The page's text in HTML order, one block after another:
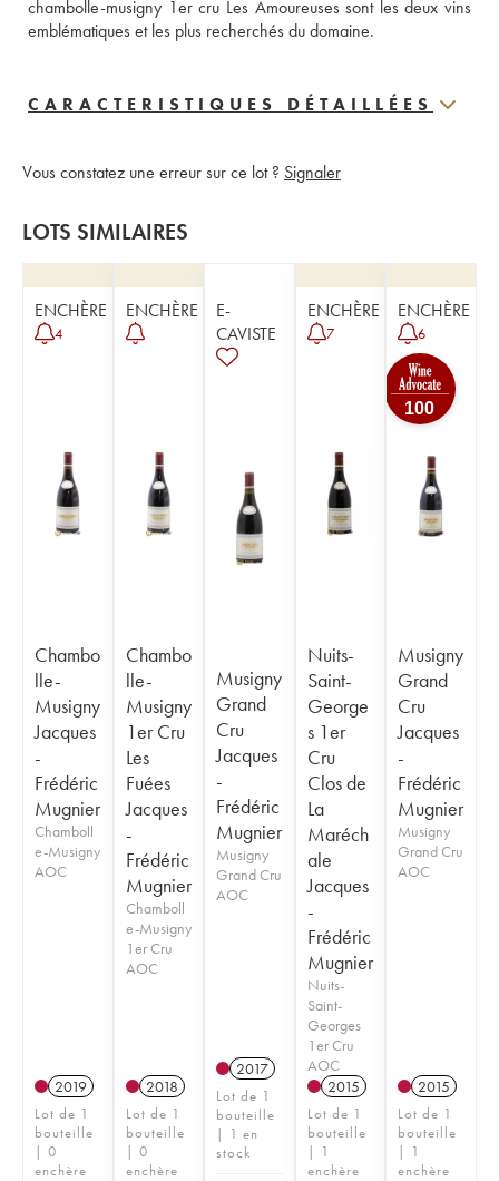
chambolle-musigny 1er cru Les Amoureuses sont les deux vins
emblématiques et les plus recherchés du domaine.
CARACTERISTIQUES DÉTAILLÉES
Vous constatez une erreur sur ce lot ? Signaler
LOTS SIMILAIRES
ENCHÈRE
4
Chambo
lle-
Musigny
Jacques
-
Frédéric
Mugnier
Chamboll
e-Musigny
AOC
2019
Lot de 1
bouteille
| 0
enchère
ENCHÈRE
Chambo
lle-
Musigny
1er Cru
Les
Fuées
Jacques
-
Frédéric
Mugnier
Chamboll
e-Musigny
1er Cru
AOC
2018
Lot de 1
bouteille
| 0
enchère
E-
CAVISTE
Musigny
Grand
Cru
Jacques
-
Frédéric
Mugnier
Musigny
Grand Cru
AOC
2017
Lot de 1
bouteille
| 1 en
stock
ENCHÈRE
7
Nuits-
Saint-
George
s 1er
Cru
Clos de
La
Maréch
ale
Jacques
-
Frédéric
Mugnier
Nuits-
Saint-
Georges
1er Cru
AOC
2015
Lot de 1
bouteille
| 1
enchère
ENCHÈRE
6
100
Musigny
Grand
Cru
Jacques
-
Frédéric
Mugnier
Musigny
Grand Cru
AOC
2015
Lot de 1
bouteille
| 1
enchère